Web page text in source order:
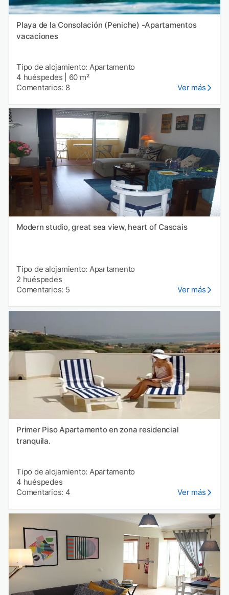
Playa de la Consolación (Peniche) -Apartamentos
vacaciones
Tipo de alojamiento: Apartamento
4 huéspedes
60 m²
Comentarios: 8
Ver más
Modern studio, great sea view, heart of Cascais
Tipo de alojamiento: Apartamento
2 huéspedes
Comentarios: 5
Ver más
Primer Piso Apartamento en zona residencial
tranquila.
Tipo de alojamiento: Apartamento
4 huéspedes
Comentarios: 4
Ver más